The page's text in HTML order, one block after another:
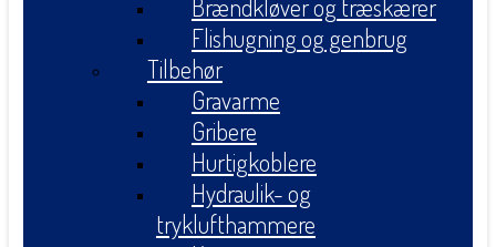
Brændkløver og træskærer
Flishugning og genbrug
Tilbehør
Gravarme
Gribere
Hurtigkoblere
Hydraulik- og
tryklufthammere